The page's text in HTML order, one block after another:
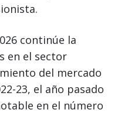
continúe la
en el sector
del mercado
23, el año pasado
en el número